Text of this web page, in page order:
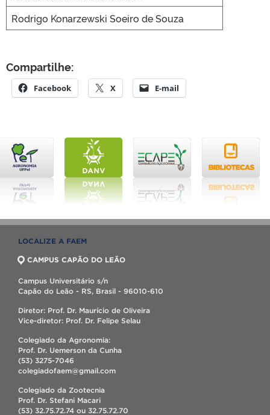
Rodrigo Konarzewski Soeiro de Souza
Compartilhe:
Facebook X E-mail
LOCALIZE A FAEM
CAMPUS CAPÃO DO LEÃO
Campus Universitário s/n
Capão do Leão - RS, Brasil - 96010-610
Diretor: Prof. Dr. Maurício de Oliveira
Vice-diretor: Prof. Dr. Felipe Selau
Colegiado da Agronomia:
Prof. Dr. Uemerson da Cunha
(53) 3275-7046
colegiadofaem@gmail.com
Colegiado da Zootecnia
Prof. Dr. Stefani Macari
(53) 32.75.72.74 ou 32.75.72.70